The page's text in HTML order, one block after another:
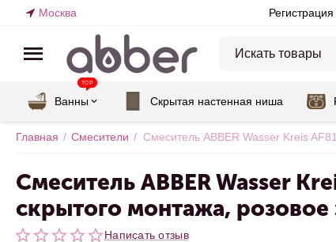
Москва
Ванны
TOP
Скрытая настенная ниша
Главная / Смесители / Смеситель ABBER Wasser Kreis
Смеситель ABBER Wasser
скрытого монтажа, розовое
Написать отзыв